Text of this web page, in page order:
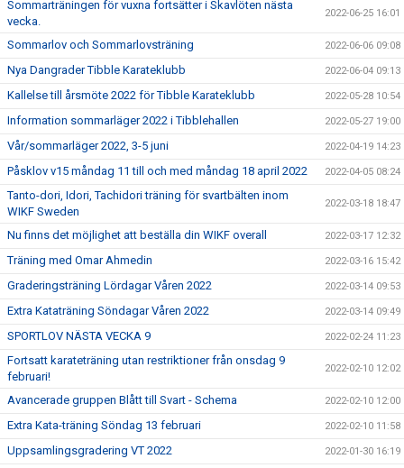
Sommarträningen för vuxna fortsätter i Skavlöten nästa
vecka.
2022-06-25 16:01
Sommarlov och Sommarlovsträning 2022-06-06 09:08
Nya Dangrader Tibble Karateklubb 2022-06-04 09:13
Kallelse till årsmöte 2022 för Tibble Karateklubb 2022-05-28 10:54
Information sommarläger 2022 i Tibblehallen 2022-05-27 19:00
Vår/sommarläger 2022, 3-5 juni 2022-04-19 14:23
Påsklov v15 måndag 11 till och med måndag 18 april 2022 2022-04-05 08:24
Tanto-dori, Idori, Tachidori träning för svartbälten inom
WIKF Sweden
2022-03-18 18:47
Nu finns det möjlighet att beställa din WIKF overall 2022-03-17 12:32
Träning med Omar Ahmedin 2022-03-16 15:42
Graderingsträning Lördagar Våren 2022 2022-03-14 09:53
Extra Kataträning Söndagar Våren 2022 2022-03-14 09:49
SPORTLOV NÄSTA VECKA 9 2022-02-24 11:23
Fortsatt karateträning utan restriktioner från onsdag 9
februari!
2022-02-10 12:02
Avancerade gruppen Blått till Svart - Schema 2022-02-10 12:00
Extra Kata-träning Söndag 13 februari 2022-02-10 11:58
Uppsamlingsgradering VT 2022 2022-01-30 16:19